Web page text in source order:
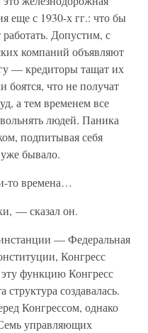
еще с 1930-х гг.: что бы
Допустим, с
компаний объявляют
— кредиторы тащат их
боятся, что не получат
а тем временем все
людей. Паника
подпитывая себя
бывало.
то времена…
— сказал он.
— Федеральная
Конгресс
эту функцию Конгресс
создавалась.
Конгрессом, однако
управляющих